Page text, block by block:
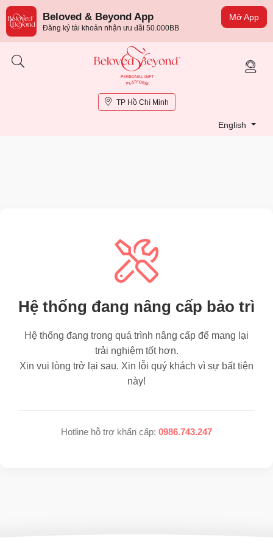
Mở App
Beloved & Beyond App
Đăng ký tài khoản nhận ưu đãi 50.000BB
TP Hồ Chí Minh
English
Hệ thống đang nâng cấp bảo trì
Hệ thống đang trong quá trình nâng cấp để mang lại
trải nghiệm tốt hơn.
Xin vui lòng trở lại sau. Xin lỗi quý khách vì sự bất tiện
này!
Hotline hỗ trợ khẩn cấp: 0986.743.247